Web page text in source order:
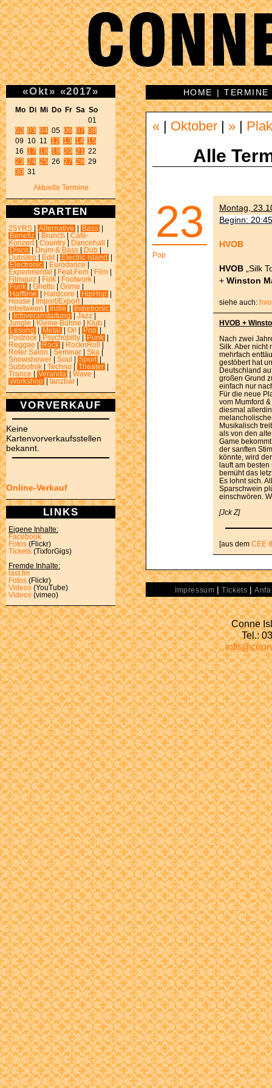
«Okt» «2017»
Mo Di Mi Do Fr Sa So
02 03 04 05 06 07 08
09 10 11 12 13 14 15
16 17 18 19 20 21
23 24 25 26 27 28
30 31
Aktuelle Termine
SPARTEN
25YRS Alternative Bass
Benefiz
Brunch
Café-
Konzert
Country Dancehall
Disco
Drum & Bass Dub
Dubstep
Edit Electric island
Electronic
Eurodance
Experimental
Feat.Fem Film
Filmquiz
Folk Footwork
Funk
Ghetto Grime
Halftime
Hardcore HipHop
House
Import/Export
Inbetween
Indie
Indietronic
Infoveranstaltung Jazz
Jungle
Kleine Bühne Klub
Lesung
Metal Oi! Pop
Postrock
Psychobilly Punk
Reggae
Rock RocknRoll
Roter Salon
Seminar Ska
Snowshower
Soul Sport
Subbotnik
Techno Theater
Trance
Veranda Wave
Workshop
tanzbar
VORVERKAUF
Keine
Kartenvorverkaufsstellen
bekannt.
Online-Verkauf
LINKS
Eigene Inhalte:
Facebook
Fotos (Flickr)
Tickets (TixforGigs)
Fremde Inhalte:
last.fm
Fotos (Flickr)
Videos (YouTube)
Videos (vimeo)
HOME |TERMINE
« Oktober »
Alle
23
Pop
Montag,
Beginn:
HVOB
HVOB „Silk
+ Winston
siehe auch:
HVOB +
Nach zwei
Silk. Aber nicht
mehrfach
gestöbert hat
Deutschland
großen Grund
einfach nur
Für die neue
vom Mumford
diesmal
Musikalisch
als von den
Game
der sanften
könnte, wird
lauft am
bemüht das
Es lohnt sich.
Sparschwein
einschwören.
[Jck Z]
[aus dem CEE
Impressum | Tickets |
Conne
Tel.: